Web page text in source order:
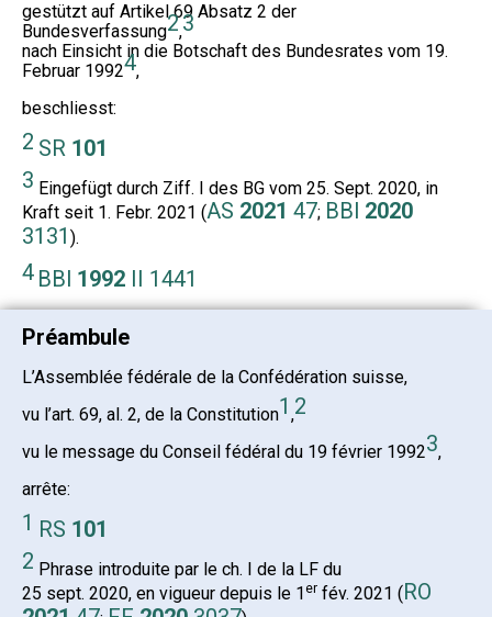
gestützt auf Artikel 69 Absatz 2 der
Bundesverfassung2,3
nach Einsicht in die Botschaft des Bundesrates vom 19.
Februar 19924,
beschliesst:
2 SR 101
3 Eingefügt durch Ziff. I des BG vom 25. Sept. 2020, in
Kraft seit 1. Febr. 2021 (AS 2021 47; BBl 2020
3131 ).
4 BBl 1992 II 1441
Préambule
L’Assemblée fédérale de la Confédération suisse,
vu l’art. 69, al. 2, de la Constitution1 ,2
vu le message du Conseil fédéral du 19 février 19923,
arrête:
1 RS 101
2 Phrase introduite par le ch. I de la LF du
25 sept. 2020, en vigueur depuis le 1er fév. 2021 (RO